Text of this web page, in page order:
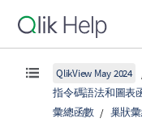
QlikView May 2024
指令碼語法和圖表
彙總函數
巢狀